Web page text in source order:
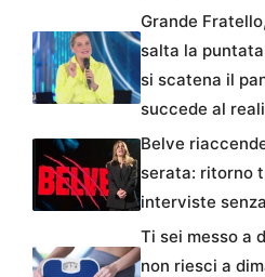
Grande
salta la
si scatena il
succede al
Belve
serata: ritorno
interviste
Ti sei messo a
non riesci a